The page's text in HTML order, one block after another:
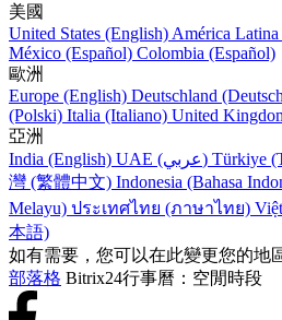
美國
United States (English) América
México (Español) Colombia (Español)
歐洲
Europe (English) Deutschland
(Polski) Italia (Italiano) United
亞洲
India (English)
UAE (عربي) Türkiye
灣 (繁體中文) Indonesia (Bahasa
Melayu) ประเทศไทย (ภาษาไทย)
本語)
如有需要，您可以在此變更您的地
部落格 Bitrix24行事曆：空閒時段